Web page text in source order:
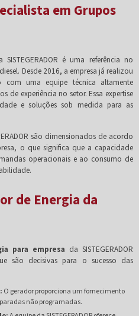
em Grupos
é uma referência no
Desde 2016, a empresa já realizou
uma equipe técnica altamente
de experiência no setor. Essa expertise
e soluções sob medida para as
são dimensionados de acordo
o que significa que a capacidade
operacionais e ao consumo de
de Energia da
para empresa da SISTEGERADOR
são decisivas para o sucesso das
O gerador proporciona um fornecimento
não programadas.